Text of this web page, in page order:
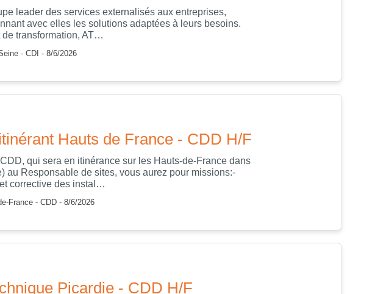
leader des services externalisés aux entreprises,
avec elles les solutions adaptées à leurs besoins.
transformation, AT…
- CDI - 8/6/2026
Hauts de France - CDD H/F
qui sera en itinérance sur les Hauts-de-France dans
au Responsable de sites, vous aurez pour missions:-
corrective des instal…
France - CDD - 8/6/2026
Picardie - CDD H/F